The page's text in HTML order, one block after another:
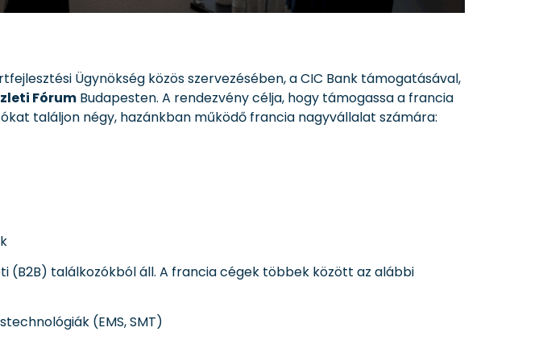
Ügynökség közös szervezésében, a CIC Bank támogatásával,
Fórum Budapesten. A rendezvény célja, hogy támogassa a francia
találjon négy, hazánkban működő francia nagyvállalat számára:
találkozókból áll. A francia cégek többek között az alábbi
(EMS, SMT)